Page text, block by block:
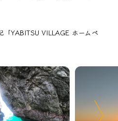
「YABITSU VILLAGE ホームペ